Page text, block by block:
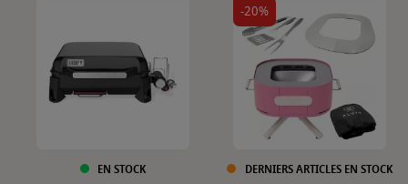
EN STOCK
-20%
DERNIERS ARTICLES EN STOCK